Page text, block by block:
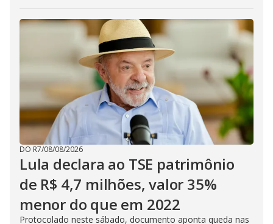
DO R7/08/08/2026
Lula declara ao TSE patrimônio
de R$ 4,7 milhões, valor 35%
menor do que em 2022
Protocolado neste sábado, documento aponta queda nas